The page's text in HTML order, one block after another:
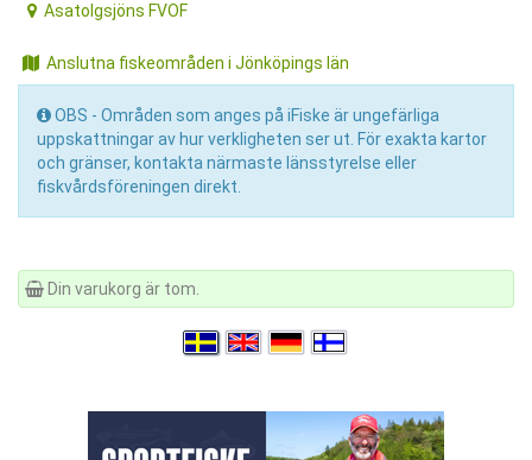
Asatolgsjöns FVOF
Anslutna fiskeområden i Jönköpings län
OBS - Områden som anges på iFiske är ungefärliga
uppskattningar av hur verkligheten ser ut. För exakta kartor
och gränser, kontakta närmaste länsstyrelse eller
fiskvårdsföreningen direkt.
Din varukorg är tom.